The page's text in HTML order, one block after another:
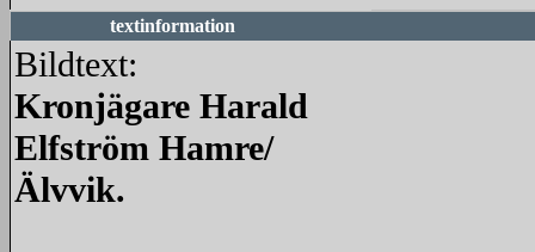
textinformation
Bildtext:
Kronjägare Harald
Elfström Hamre/
Älvvik.